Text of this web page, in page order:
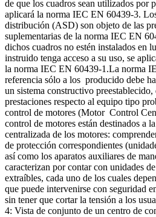
de que los cuadros sean utilizados por
aplicará la norma IEC EN 60439-3.
distribución (ASD) son objeto de las
suplementarias de la norma IEC EN
dichos cuadros no estén instalados en
instruido tenga acceso a su uso, se
la norma IEC EN 60439-1.La norma
referencia sólo a los producido debe
un sistema constructivo
prestaciones respecto al equipo tipo
control de motores (Motor Control
control de motores están destinados a
centralizada de los motores:
de protección correspondientes
así como los aparatos auxiliares de
caracterizan por contar con unidades
extraíbles, cada uno de los cuales
que puede intervenirse con seguridad
sin tener que cortar la tensión a los
4: Vista de conjunto de un centro de